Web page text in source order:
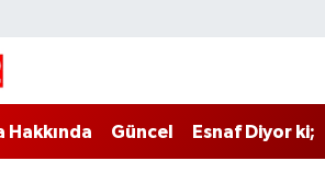
Hakkında Güncel Esnaf Diyor ki;